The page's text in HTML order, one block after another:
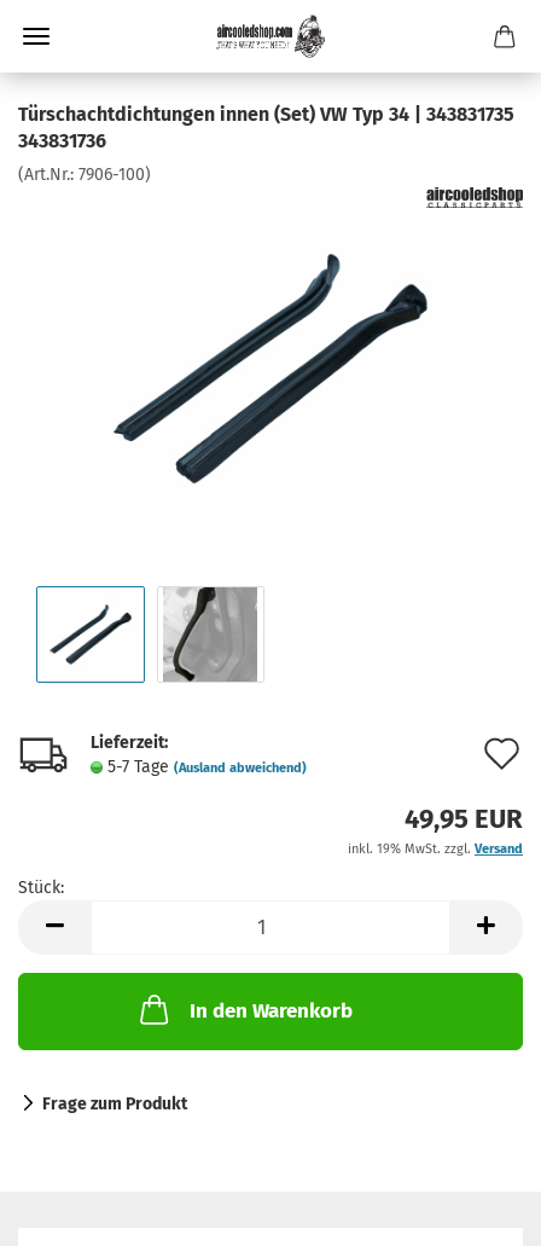
Türschachtdichtungen innen (Set) VW Typ 34 | 343831735
343831736
(Art.Nr.: 7906-100)
Lieferzeit:
5-7 Tage (Ausland abweichend)
49,95 EUR
inkl. 19% MwSt. zzgl. Versand
Stück:
In den Warenkorb
Frage zum Produkt